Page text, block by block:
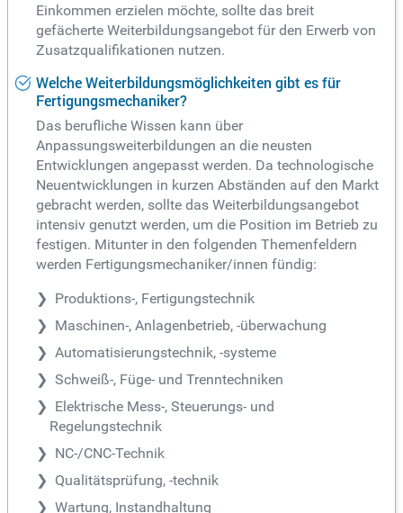
Einkommen erzielen möchte, sollte das breit
gefächerte Weiterbildungsangebot für den Erwerb von
Zusatzqualifikationen nutzen.
Welche Weiterbildungsmöglichkeiten gibt es für
Fertigungsmechaniker?
Das berufliche Wissen kann über
Anpassungsweiterbildungen an die neusten
Entwicklungen angepasst werden. Da technologische
Neuentwicklungen in kurzen Abständen auf den Markt
gebracht werden, sollte das Weiterbildungsangebot
intensiv genutzt werden, um die Position im Betrieb zu
festigen. Mitunter in den folgenden Themenfeldern
werden Fertigungsmechaniker/innen fündig:
Produktions-, Fertigungstechnik
Maschinen-, Anlagenbetrieb, -überwachung
Automatisierungstechnik, -systeme
Schweiß-, Füge- und Trenntechniken
Elektrische Mess-, Steuerungs- und
Regelungstechnik
NC-/CNC-Technik
Qualitätsprüfung, -technik
Wartung, Instandhaltung